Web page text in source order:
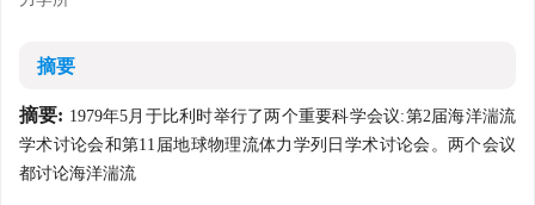
摘要
摘要: 1979年5月于比利时举行了两个重要科学会议:第2届海洋湍流
学术讨论会和第11届地球物理流体力学列日学术讨论会。两个会议
都讨论海洋湍流